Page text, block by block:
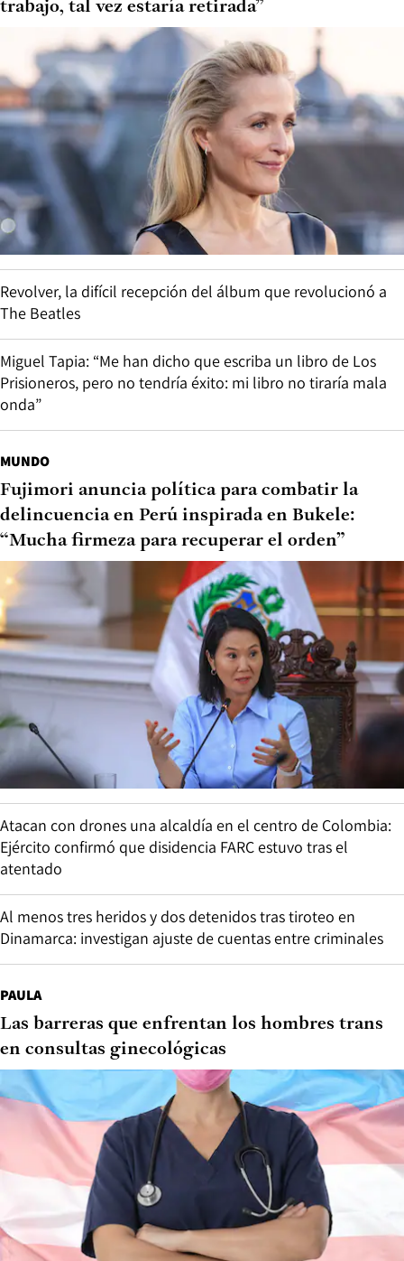
trabajo, tal vez estaría retirada”
Revolver, la difícil recepción del álbum que revolucionó a
The Beatles
Miguel Tapia: “Me han dicho que escriba un libro de Los
Prisioneros, pero no tendría éxito: mi libro no tiraría mala
onda”
MUNDO
Fujimori anuncia política para combatir la
delincuencia en Perú inspirada en Bukele:
“Mucha firmeza para recuperar el orden”
Atacan con drones una alcaldía en el centro de Colombia:
Ejército confirmó que disidencia FARC estuvo tras el
atentado
Al menos tres heridos y dos detenidos tras tiroteo en
Dinamarca: investigan ajuste de cuentas entre criminales
PAULA
Las barreras que enfrentan los hombres trans
en consultas ginecológicas